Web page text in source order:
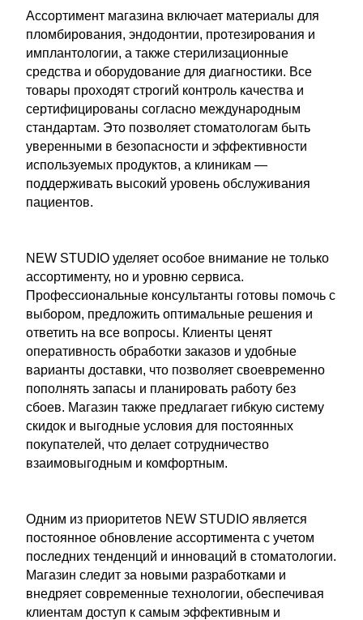
Ассортимент магазина включает материалы для
пломбирования, эндодонтии, протезирования и
имплантологии, а также стерилизационные
средства и оборудование для диагностики. Все
товары проходят строгий контроль качества и
сертифицированы согласно международным
стандартам. Это позволяет стоматологам быть
уверенными в безопасности и эффективности
используемых продуктов, а клиникам —
поддерживать высокий уровень обслуживания
пациентов.
NEW STUDIO уделяет особое внимание не только
ассортименту, но и уровню сервиса.
Профессиональные консультанты готовы помочь с
выбором, предложить оптимальные решения и
ответить на все вопросы. Клиенты ценят
оперативность обработки заказов и удобные
варианты доставки, что позволяет своевременно
пополнять запасы и планировать работу без
сбоев. Магазин также предлагает гибкую систему
скидок и выгодные условия для постоянных
покупателей, что делает сотрудничество
взаимовыгодным и комфортным.
Одним из приоритетов NEW STUDIO является
постоянное обновление ассортимента с учетом
последних тенденций и инноваций в стоматологии.
Магазин следит за новыми разработками и
внедряет современные технологии, обеспечивая
клиентам доступ к самым эффективным и